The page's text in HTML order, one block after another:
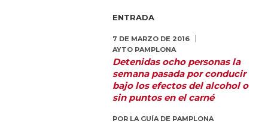
ENTRADA
7 DE MARZO DE 2016
AYTO PAMPLONA
Detenidas ocho personas la
semana pasada por conducir
bajo los efectos del alcohol o
sin puntos en el carné
POR LA GUÍA DE PAMPLONA